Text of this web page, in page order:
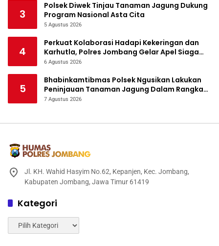
3
Polsek Diwek Tinjau Tanaman Jagung Dukung
Program Nasional Asta Cita
5 Agustus 2026
4
Perkuat Kolaborasi Hadapi Kekeringan dan
Karhutla, Polres Jombang Gelar Apel Siaga
Bencana
6 Agustus 2026
5
Bhabinkamtibmas Polsek Ngusikan Lakukan
Peninjauan Tanaman Jagung Dalam Rangka
Mendukung Ketahanan Pangan
7 Agustus 2026
Jl. KH. Wahid Hasyim No.62, Kepanjen, Kec. Jombang,
Kabupaten Jombang, Jawa Timur 61419
Kategori
Kategori